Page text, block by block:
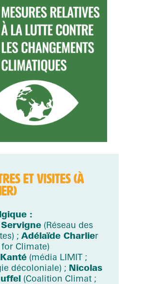
ET VISITES (À
:
(Réseau des
; Adélaïde Charlier
for Climate)
(média LIMIT ;
décoloniale) ; Nicolas
(Coalition Climat ;